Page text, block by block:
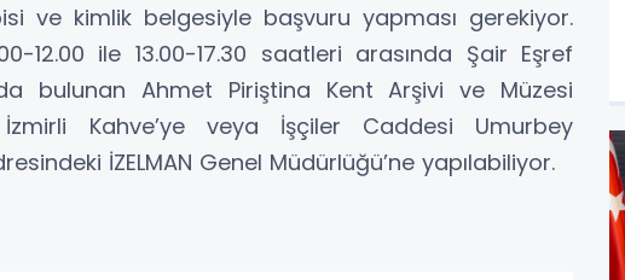
ve kimlik belgesiyle başvuru yapması gerekiyor.
12.00 ile 13.00-17.30 saatleri arasında Şair Eşref
bulunan Ahmet Piriştina Kent Arşivi ve Müzesi
İzmirli Kahve’ye veya İşçiler Caddesi Umurbey
İZELMAN Genel Müdürlüğü’ne yapılabiliyor.